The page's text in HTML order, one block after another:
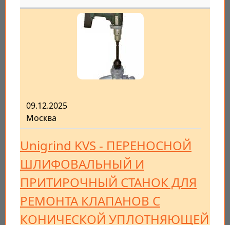
09.12.2025
Москва
Unigrind KVS - ПЕРЕНОСНОЙ
ШЛИФОВАЛЬНЫЙ И
ПРИТИРОЧНЫЙ СТАНОК ДЛЯ
РЕМОНТА КЛАПАНОВ С
КОНИЧЕСКОЙ УПЛОТНЯЮЩЕЙ